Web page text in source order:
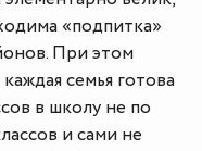
«подпитка»
При этом
семья готова
в школу не по
и сами не